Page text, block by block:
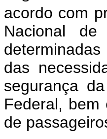
acordo com
Nacional
das
segurança
Federal, bem
de